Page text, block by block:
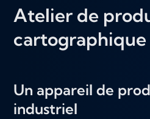
Atelier de
cartographique
Un appareil de
industriel